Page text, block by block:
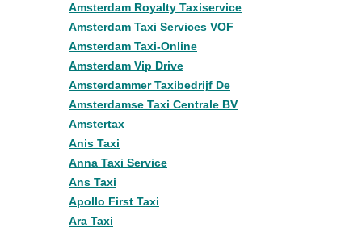
Amsterdam Royalty Taxiservice
Amsterdam Taxi Services VOF
Amsterdam Taxi-Online
Amsterdam Vip Drive
Amsterdammer Taxibedrijf De
Amsterdamse Taxi Centrale BV
Amstertax
Anis Taxi
Anna Taxi Service
Ans Taxi
Apollo First Taxi
Ara Taxi